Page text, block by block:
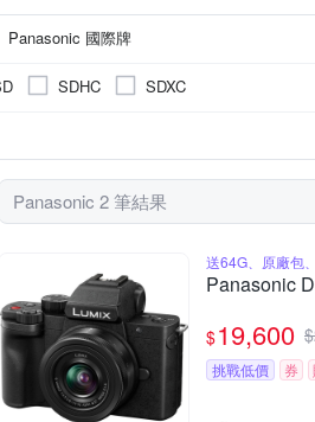
Panasonic 國際牌
SDHC SDXC
Panasonic 2 筆結果
送64G、原廠包
Panasonic
$19,600 $
挑戰低價 券